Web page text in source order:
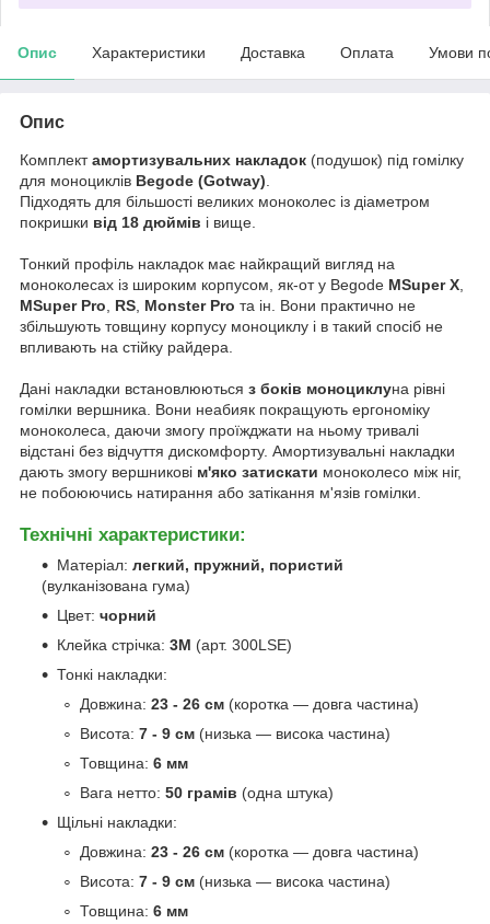
Опис Характеристики Доставка Оплата Умови
Опис
Комплектамортизувальних накладок (подушок) під гомілку
для моноциклів Begode (Gotway)
Підходять для більшості великих моноколес із діаметром
покришки від 18 дюймів і вище.
Тонкий профіль накладок має найкращий вигляд на
моноколесах із широким корпусом, як-от у Begode MSuper X
MSuper Pro
RS Monster Pro та ін. Вони практично не
збільшують товщину корпусу моноциклу і в такий спосіб не
впливають на стійку райдера.
Дані накладки встановлюються з боків моноциклуна рівні
гомілки вершника. Вони неабияк покращують ергономіку
моноколеса, даючи змогу проїжджати на ньому тривалі
відстані без відчуття дискомфорту. Амортизувальні накладки
дають змогу вершникові м'яко затискати моноколесо між ніг,
не побоюючись натирання або затікання м'язів гомілки.
Технічні характеристики:
Матеріал: легкий, пружний, пористий
(вулканізована гума)
Цвет: чорний
Клейка стрічка: 3M (арт. 300LSE)
Тонкі накладки:
Довжина: 23 - 26 см (коротка — довга частина)
Висота: 7 - 9 см (низька — висока частина)
Товщина: 6 мм
Вага нетто: 50 грамів (одна штука)
Щільні накладки:
Довжина: 23 - 26 см (коротка — довга частина)
Висота: 7 - 9 см (низька — висока частина)
Товщина: 6 мм